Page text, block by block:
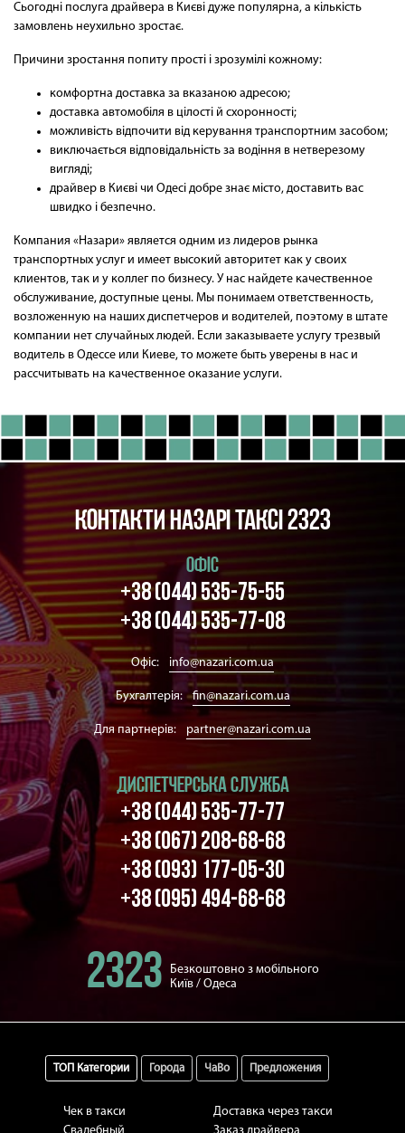
Сьогодні послуга драйвера в Києві дуже популярна, а кількість
замовлень неухильно зростає.
Причини зростання попиту прості і зрозумілі кожному:
комфортна доставка за вказаною адресою;
доставка автомобіля в цілості й схоронності;
можливість відпочити від керування транспортним засобом;
виключається відповідальність за водіння в нетверезому
вигляді;
драйвер в Києві чи Одесі добре знає місто, доставить вас
швидко і безпечно.
Компания «Назари» является одним из лидеров рынка
транспортных услуг и имеет высокий авторитет как у своих
клиентов, так и у коллег по бизнесу. У нас найдете качественное
обслуживание, доступные цены. Мы понимаем ответственность,
возложенную на наших диспетчеров и водителей, поэтому в штате
компании нет случайных людей. Если заказываете услугу трезвый
водитель в Одессе или Киеве, то можете быть уверены в нас и
рассчитывать на качественное оказание услуги.
Контакти Назарі таксі 2323
ОФІС
+38 (044) 535-75-55
+38 (044) 535-77-08
Офіс: info@nazari.com.ua
Бухгалтерія: fin@nazari.com.ua
Для партнерів: partner@nazari.com.ua
ДИСПЕТЧЕРСЬКА СЛУЖБА
+38 (044) 535-77-77
+38 (067) 208-68-68
+38 (093) 177-05-30
+38 (095) 494-68-68
2323
Безкоштовно з мобільного
Київ / Одеса
ТОП Категории Города ЧаВо Предложения
Чек в такси
Доставка через такси